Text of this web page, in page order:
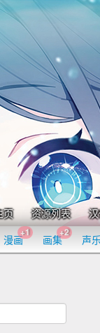
页 资源列表
漫画
+1
画集
+2
声